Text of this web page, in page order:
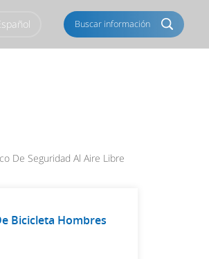
Buscar información
De Seguridad Al Aire Libre
Bicicleta Hombres